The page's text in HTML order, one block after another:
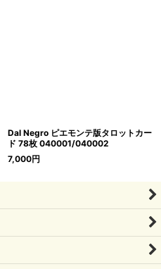
Dal Negro ピエモンテ版タロットカー
ド 78枚 040001/040002
7,000円